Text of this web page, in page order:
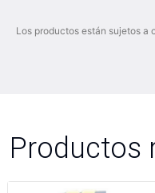
Los productos están sujetos a
Productos